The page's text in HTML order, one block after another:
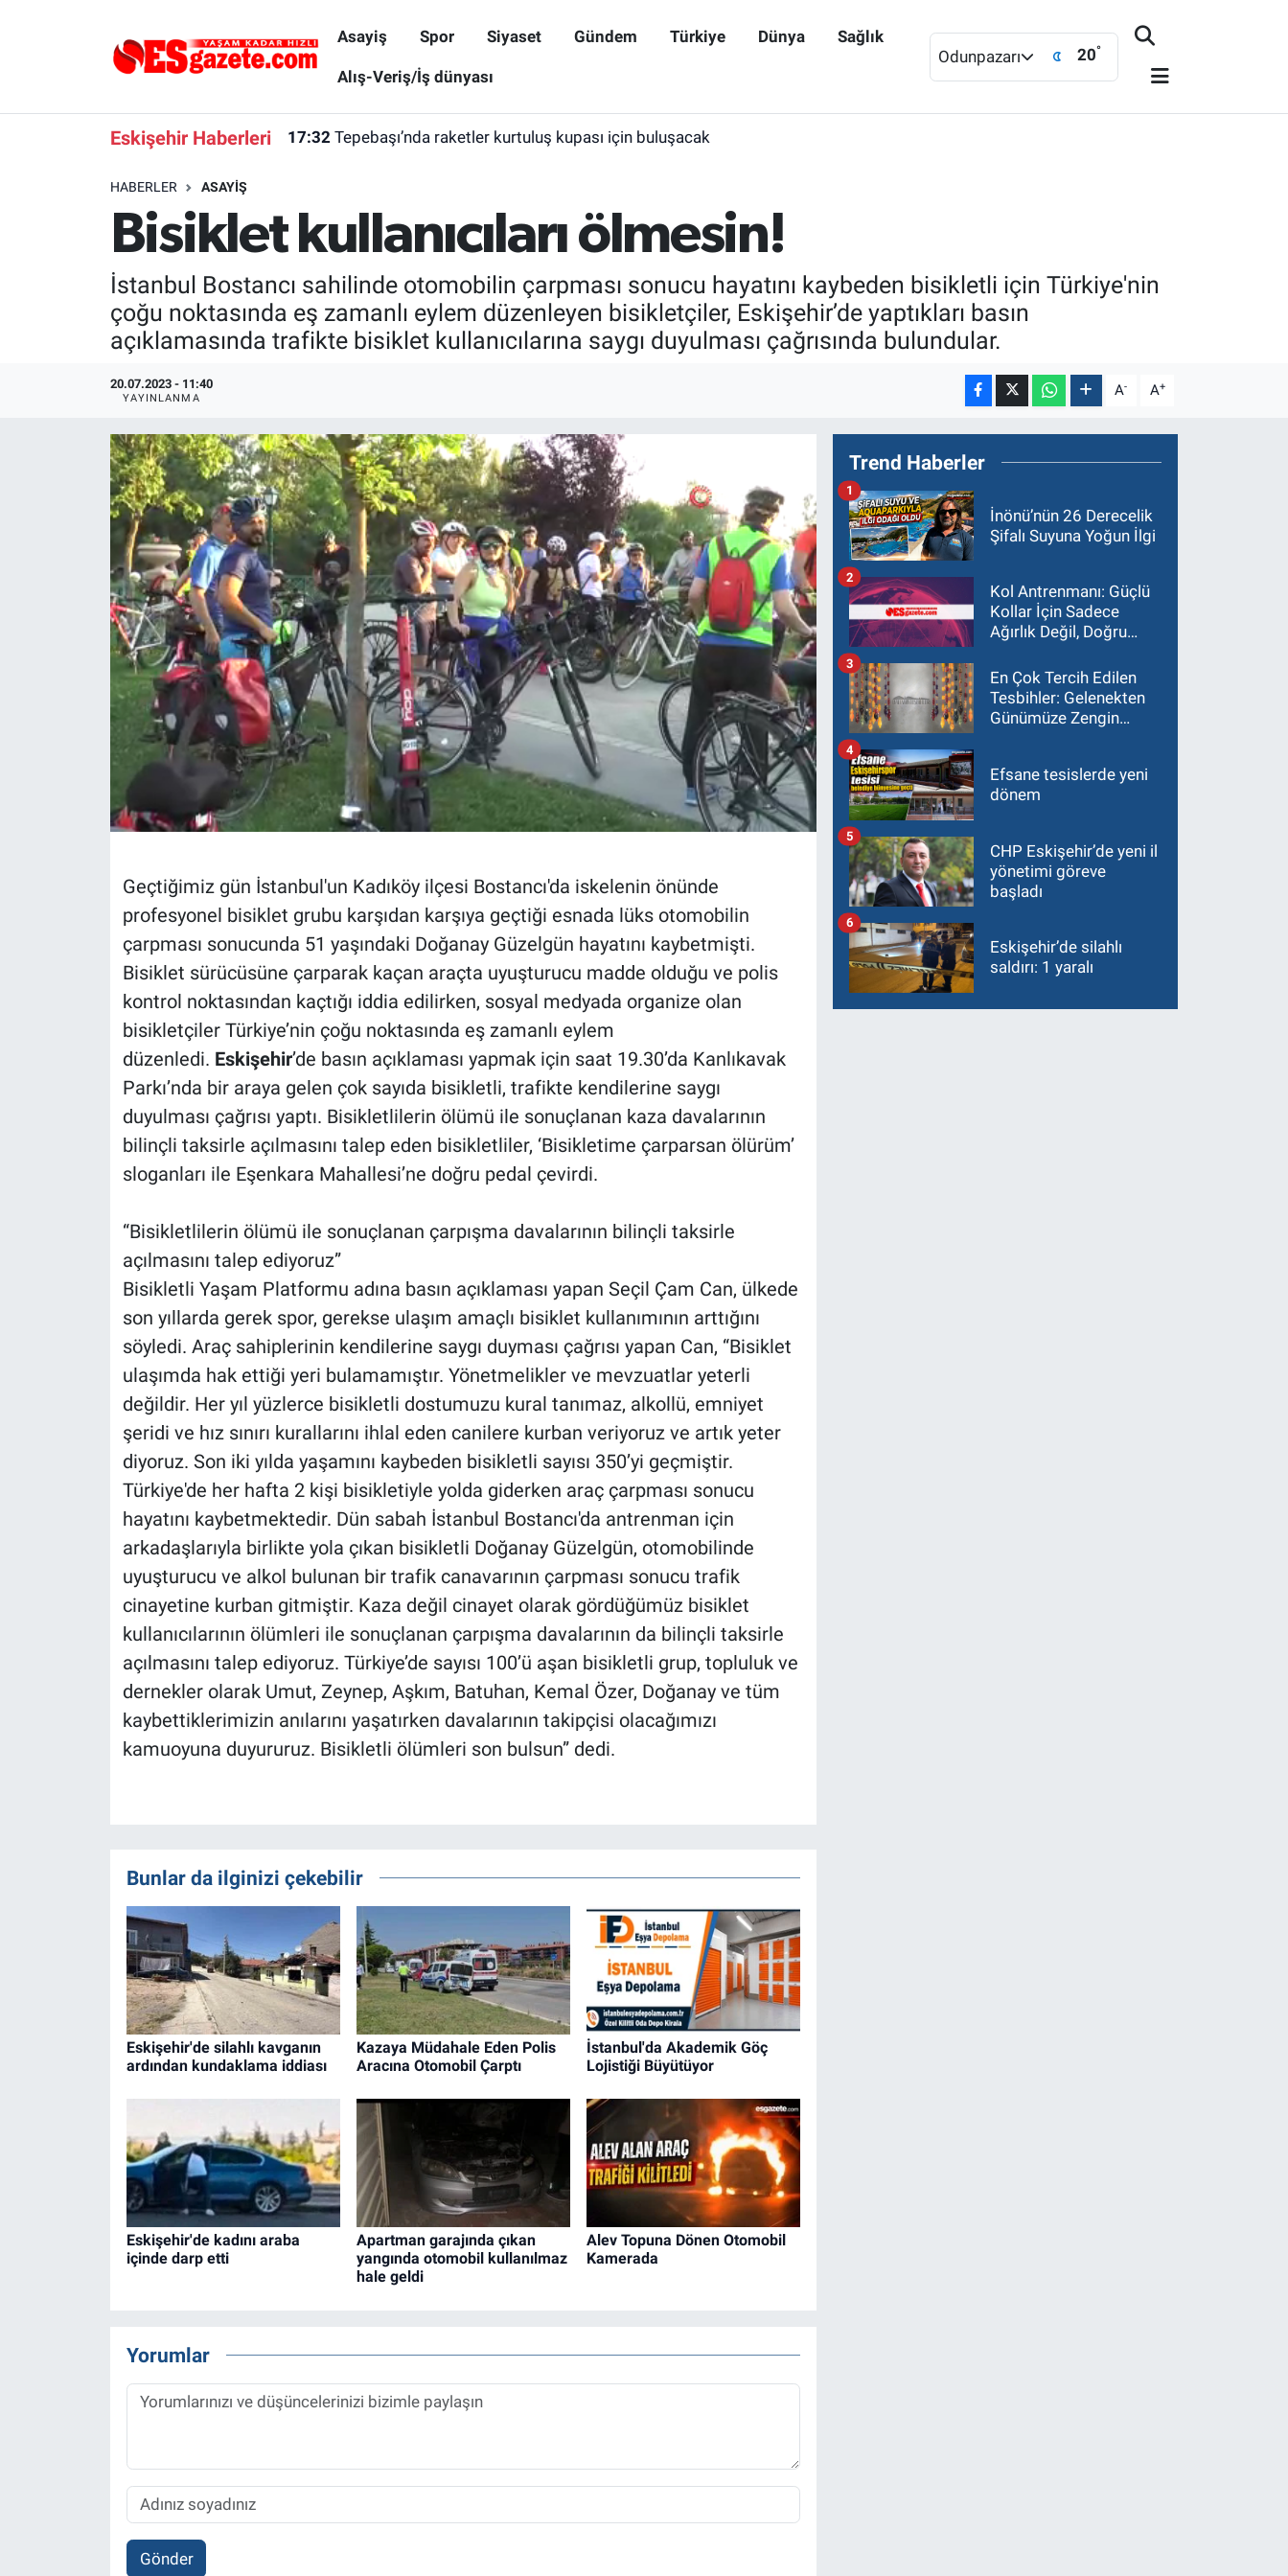
Asayiş Spor Siyaset Gündem Türkiye Dünya Sağlık
Alış-Veriş/İş dünyası
Odunpazarı 20°
Eskişehir Haberleri 15:15 Çağlarspor'da yeni dönem
HABERLER ASAYIŞ
Bisiklet kullanıcıları ölmesin!
İstanbul Bostancı sahilinde otomobilin çarpması sonucu hayatını kaybeden bisikletli için Türkiye'nin
çoğu noktasında eş zamanlı eylem düzenleyen bisikletçiler, Eskişehir’de yaptıkları basın
açıklamasında trafikte bisiklet kullanıcılarına saygı duyulması çağrısında bulundular.
20.07.2023 - 11:40
YAYINLANMA A- A+
Geçtiğimiz gün İstanbul'un Kadıköy ilçesi Bostancı'da iskelenin önünde
profesyonel bisiklet grubu karşıdan karşıya geçtiği esnada lüks otomobilin
çarpması sonucunda 51 yaşındaki Doğanay Güzelgün hayatını kaybetmişti.
Bisiklet sürücüsüne çarparak kaçan araçta uyuşturucu madde olduğu ve polis
kontrol noktasından kaçtığı iddia edilirken, sosyal medyada organize olan
bisikletçiler Türkiye’nin çoğu noktasında eş zamanlı eylem
düzenledi. Eskişehir’de basın açıklaması yapmak için saat 19.30’da Kanlıkavak
Parkı’nda bir araya gelen çok sayıda bisikletli, trafikte kendilerine saygı
duyulması çağrısı yaptı. Bisikletlilerin ölümü ile sonuçlanan kaza davalarının
bilinçli taksirle açılmasını talep eden bisikletliler, ‘Bisikletime çarparsan ölürüm’
sloganları ile Eşenkara Mahallesi’ne doğru pedal çevirdi.
“Bisikletlilerin ölümü ile sonuçlanan çarpışma davalarının bilinçli taksirle
açılmasını talep ediyoruz”
Bisikletli Yaşam Platformu adına basın açıklaması yapan Seçil Çam Can, ülkede
son yıllarda gerek spor, gerekse ulaşım amaçlı bisiklet kullanımının arttığını
söyledi. Araç sahiplerinin kendilerine saygı duyması çağrısı yapan Can, “Bisiklet
ulaşımda hak ettiği yeri bulamamıştır. Yönetmelikler ve mevzuatlar yeterli
değildir. Her yıl yüzlerce bisikletli dostumuzu kural tanımaz, alkollü, emniyet
şeridi ve hız sınırı kurallarını ihlal eden canilere kurban veriyoruz ve artık yeter
diyoruz. Son iki yılda yaşamını kaybeden bisikletli sayısı 350’yi geçmiştir.
Türkiye'de her hafta 2 kişi bisikletiyle yolda giderken araç çarpması sonucu
hayatını kaybetmektedir. Dün sabah İstanbul Bostancı'da antrenman için
arkadaşlarıyla birlikte yola çıkan bisikletli Doğanay Güzelgün, otomobilinde
uyuşturucu ve alkol bulunan bir trafik canavarının çarpması sonucu trafik
cinayetine kurban gitmiştir. Kaza değil cinayet olarak gördüğümüz bisiklet
kullanıcılarının ölümleri ile sonuçlanan çarpışma davalarının da bilinçli taksirle
açılmasını talep ediyoruz. Türkiye’de sayısı 100’ü aşan bisikletli grup, topluluk ve
dernekler olarak Umut, Zeynep, Aşkım, Batuhan, Kemal Özer, Doğanay ve tüm
kaybettiklerimizin anılarını yaşatırken davalarının takipçisi olacağımızı
kamuoyuna duyururuz. Bisikletli ölümleri son bulsun” dedi.
Bunlar da ilginizi çekebilir
Eskişehir'de silahlı kavganın
ardından kundaklama iddiası
Kazaya Müdahale Eden Polis
Aracına Otomobil Çarptı
İstanbul'da Akademik Göç
Lojistiği Büyütüyor
Eskişehir'de kadını araba
içinde darp etti
Apartman garajında çıkan
yangında otomobil kullanılmaz
hale geldi
Alev Topuna Dönen Otomobil
Kamerada
Yorumlar
Gönder
Trend Haberler
İnönü’nün 26 Derecelik
Şifalı Suyuna Yoğun İlgi
1
Kol Antrenmanı: Güçlü
Kollar İçin Sadece
Ağırlık Değil, Doğru
2
En Çok Tercih Edilen
Tesbihler: Gelenekten
Günümüze Zengin
3
Efsane tesislerde yeni
dönem
4
CHP Eskişehir’de yeni il
yönetimi göreve
başladı
5
Eskişehir’de silahlı
saldırı: 1 yaralı
6
Eskişehirspor Arşivi
Eskişehir Arşivi
Röportaj
Politika
Kütahya
Magazin
Eskişehir Nöbetçi Eczaneler
Süper Lig Puan Durumu ve Fikstür
Tüm Manşetler
Son Dakika Haberleri